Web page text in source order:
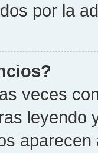
por la
veces
leyendo